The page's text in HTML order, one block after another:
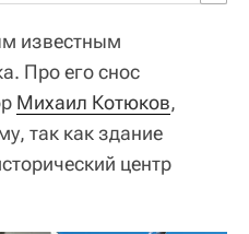
известным
Про его снос
Михаил Котюков,
так как здание
центр